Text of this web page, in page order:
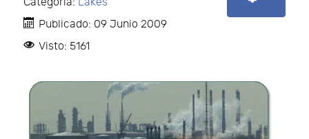
Publicado: 09 Junio 2009
Visto: 5161